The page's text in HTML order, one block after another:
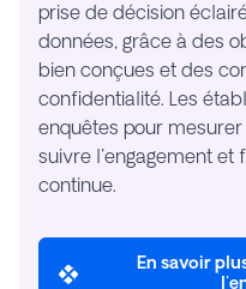
prise de décision
données, grâce à des
bien conçues et des
confidentialité. Les
enquêtes pour
suivre l'engagement et
continue.
En savoir